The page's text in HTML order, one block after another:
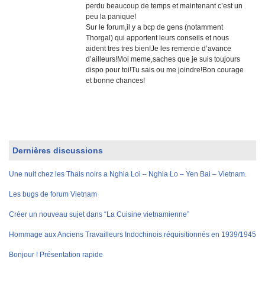
perdu beaucoup de temps et maintenant c’est un
peu la panique!
Sur le forum,il y a bcp de gens (notamment
Thorgal) qui apportent leurs conseils et nous
aident tres tres bien!Je les remercie d’avance
d’ailleurs!Moi meme,saches que je suis toujours
dispo pour toi!Tu sais ou me joindre!Bon courage
et bonne chances!
Dernières discussions
Une nuit chez les Thais noirs a Nghia Loi – Nghia Lo – Yen Bai – Vietnam.
Les bugs de forum Vietnam
Créer un nouveau sujet dans “La Cuisine vietnamienne”
Hommage aux Anciens Travailleurs Indochinois réquisitionnés en 1939/1945
Bonjour ! Présentation rapide